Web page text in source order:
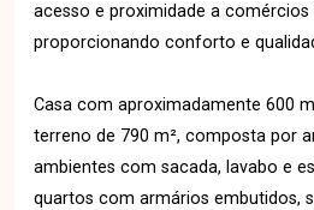
acesso e proximidade a comércios
proporcionando conforto e
Casa com aproximadamente 600
terreno de 790 m², composta por
ambientes com sacada, lavabo e
quartos com armários embutidos,